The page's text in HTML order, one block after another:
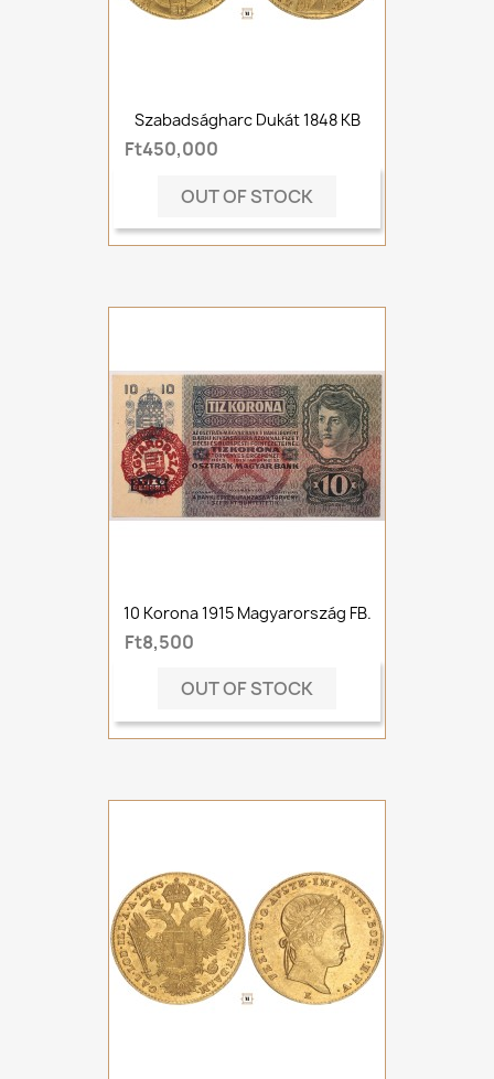
Szabadságharc Dukát 1848 KB
Ft450,000
OUT OF STOCK
10 Korona 1915 Magyarország FB.
Ft8,500
OUT OF STOCK